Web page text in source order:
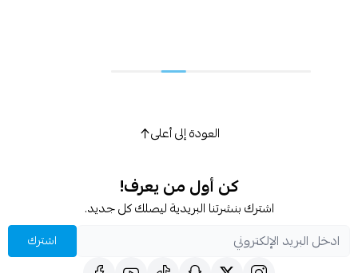
العودة إلى أعلى
كن أول من يعرف!
اشترك بنشرتنا البريدية ليصلك كل جديد.
اشترك